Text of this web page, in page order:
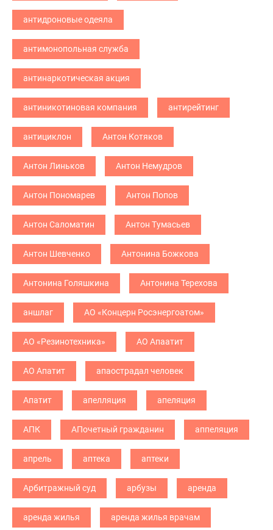
антидроновые одеяла
антимонопольная служба
антинаркотическая акция
антиникотиновая компания антирейтинг
антициклон Антон Котяков
Антон Линьков Антон Немудров
Антон Пономарев Антон Попов
Антон Саломатин Антон Тумасьев
Антон Шевченко Антонина Божкова
Антонина Голяшкина Антонина Терехова
аншлаг АО «Концерн Росэнергоатом»
АО «Резинотехника» АО Апаатит
АО Апатит апаострадал человек
Апатит апелляция апеляция
АПК АПочетный гражданин аппеляция
апрель аптека аптеки
Арбитражный суд арбузы аренда
аренда жилья аренда жилья врачам